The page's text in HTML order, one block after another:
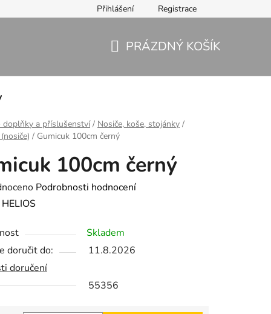
Přihlášení Registrace
PRÁZDNÝ KOŠÍK
doplňky a příslušenství / Nosiče, koše, stojánky /
/ Gumicuk 100cm černý
100cm černý
Podrobnosti hodnocení
HELIOS
Skladem
doručit do:
11.8.2026
doručení
55356